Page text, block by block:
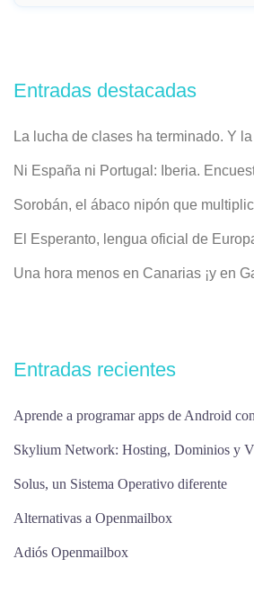
Entradas destacadas
La lucha de clases ha terminado. Y
Ni España ni Portugal: Iberia.
Sorobán, el ábaco nipón que
El Esperanto, lengua oficial de
Una hora menos en Canarias ¡y en
Entradas recientes
Aprende a programar apps de Android
Skylium Network: Hosting, Dominios y
Solus, un Sistema Operativo diferente
Alternativas a Openmailbox
Adiós Openmailbox